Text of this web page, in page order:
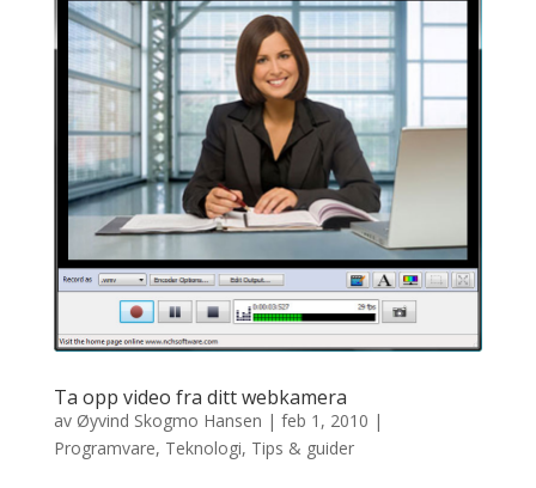
Ta opp video fra ditt webkamera
av Øyvind Skogmo Hansen | feb 1, 2010 |
Programvare, Teknologi, Tips & guider